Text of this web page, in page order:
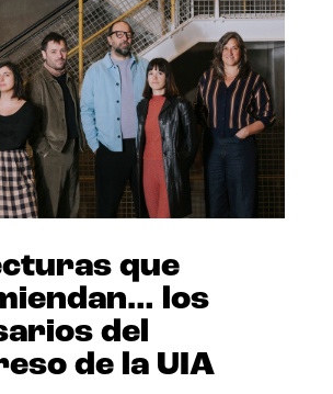
que
los
del
de la UIA